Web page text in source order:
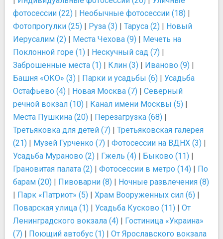
фотосессии (22) | Необычные фотосессии (18) |
Фотопрогулки (25) | Руза (3) | Таруса (2) | Новый
Иерусалим (2) | Места Чехова (9) | Мечеть на
Поклонной горе (1) | Нескучный сад (7) |
Заброшенные места (1) | Клин (3) | Иваново (9) |
Башня «ОКО» (3) | Парки и усадьбы (6) | Усадьба
Остафьево (4) | Новая Москва (7) | Северный
речной вокзал (10) | Канал имени Москвы (5) |
Места Пушкина (20) | Перезагрузка (68) |
Третьяковка для детей (7) | Третьяковская галерея
(21) | Музей Гурченко (7) | Фотосессии на ВДНХ (3) |
Усадьба Мураново (2) | Гжель (4) | Быково (11) |
Грановитая палата (2) | Фотосессии в метро (14) | По
барам (20) | Пивоварни (8) | Ночные развлечения (8)
| Парк «Патриот» (5) | Храм Вооруженных сил (6) |
Поварская улица (1) | Усадьба Кусково (11) | От
Ленинградского вокзала (4) | Гостиница «Украина»
(7) | Поющий автобус (1) | От Ярославского вокзала